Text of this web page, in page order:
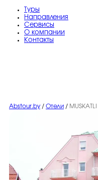
Туры
Направления
Сервисы
O компании
Контакты
Abstour.by / Отели /